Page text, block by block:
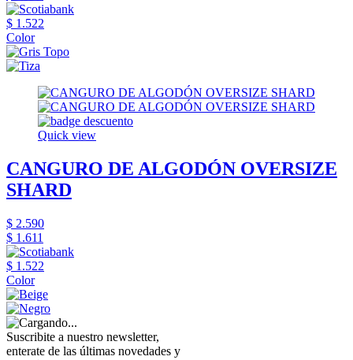
$ 1.522
Color
Quick view
CANGURO DE ALGODÓN OVERSIZE
SHARD
$ 2.590
$ 1.611
$ 1.522
Color
Suscribite a nuestro newsletter,
enterate de las últimas novedades y